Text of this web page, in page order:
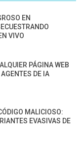
EN
VIVO
PÁGINA WEB
DE IA
MALICIOSO:
EVASIVAS DE